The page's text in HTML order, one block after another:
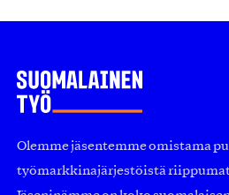
Olemme jäsentemme omistama
työmarkkinajärjestöistä